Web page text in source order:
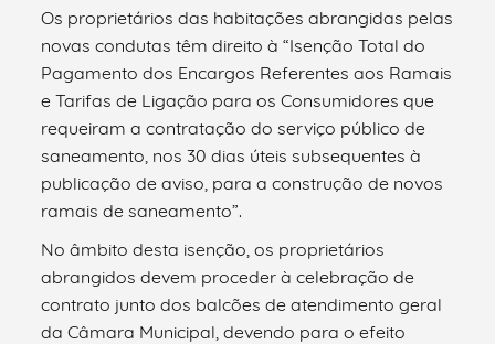
Os proprietários das habitações abrangidas pelas
novas condutas têm direito à “Isenção Total do
Pagamento dos Encargos Referentes aos Ramais
e Tarifas de Ligação para os Consumidores que
requeiram a contratação do serviço público de
saneamento, nos 30 dias úteis subsequentes à
publicação de aviso, para a construção de novos
ramais de saneamento”.
No âmbito desta isenção, os proprietários
abrangidos devem proceder à celebração de
contrato junto dos balcões de atendimento geral
da Câmara Municipal, devendo para o efeito